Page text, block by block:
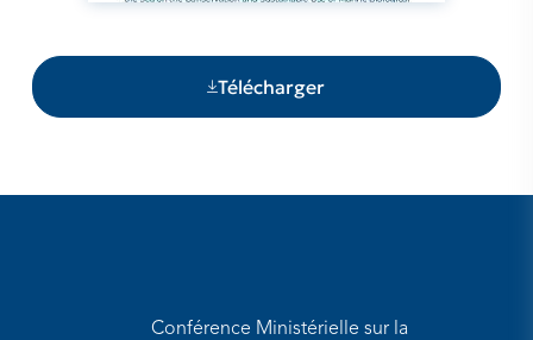
Télécharger
Conférence Ministérielle sur la